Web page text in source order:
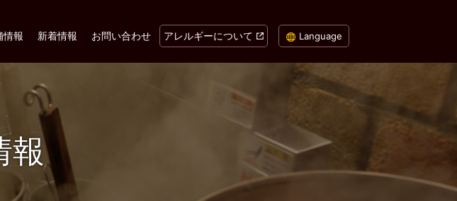
Language
情報 新着情報 お問い合わせ アレルギーについて
報